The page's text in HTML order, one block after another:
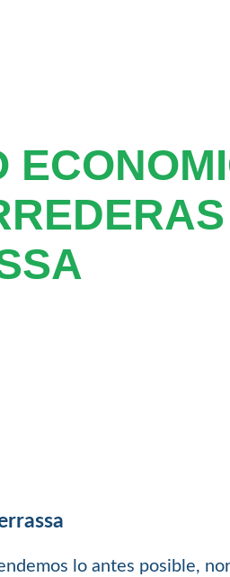
lo antes posible,